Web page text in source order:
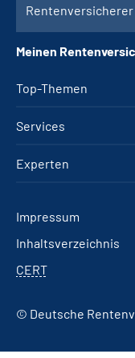
Top-Themen
Services
Experten
Rentenversicherer
Meinen
Impressum
Inhaltsverzeichnis
CERT
© Deutsche